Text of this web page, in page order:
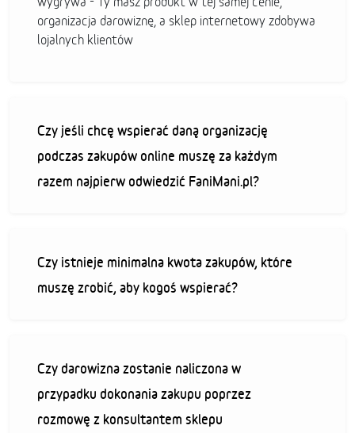
organizacja darowiznę, a sklep internetowy zdobywa
lojalnych klientów
Czy jeśli chcę wspierać daną organizację
podczas zakupów online muszę za każdym
razem najpierw odwiedzić FaniMani.pl?
Czy istnieje minimalna kwota zakupów, które
muszę zrobić, aby kogoś wspierać?
Czy darowizna zostanie naliczona w
przypadku dokonania zakupu poprzez
rozmowę z konsultantem sklepu